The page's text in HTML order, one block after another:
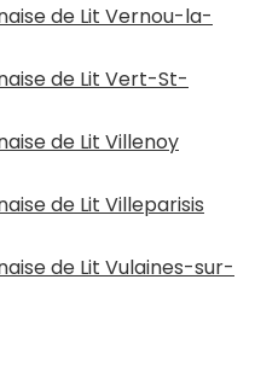
de Lit Vernou-la-
de Lit Vert-St-
de Lit Villenoy
de Lit Villeparisis
de Lit Vulaines-sur-